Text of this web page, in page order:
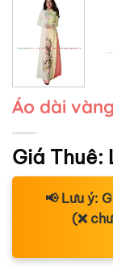
Áo dài
Giá Thuê:
📢 Lưu ý:
(❌